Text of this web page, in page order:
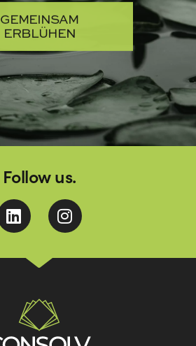
GEMEINSAM
ERBLÜHEN
Follow us.